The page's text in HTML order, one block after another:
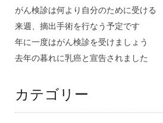
がん検診は何より自分のために受ける
来週、摘出手術を行なう予定です
年に一度はがん検診を受けましょう
去年の暮れに乳癌と宣告されました
カテゴリー